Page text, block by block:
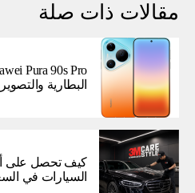
مقالات ذات صلة
البطارية والتصوير
كيف تحصل على
السيارات في